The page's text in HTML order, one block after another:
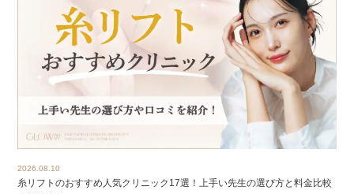
2026.08.10
糸リフトのおすすめ人気クリニック17選！上手い先生の選び方と料金比較